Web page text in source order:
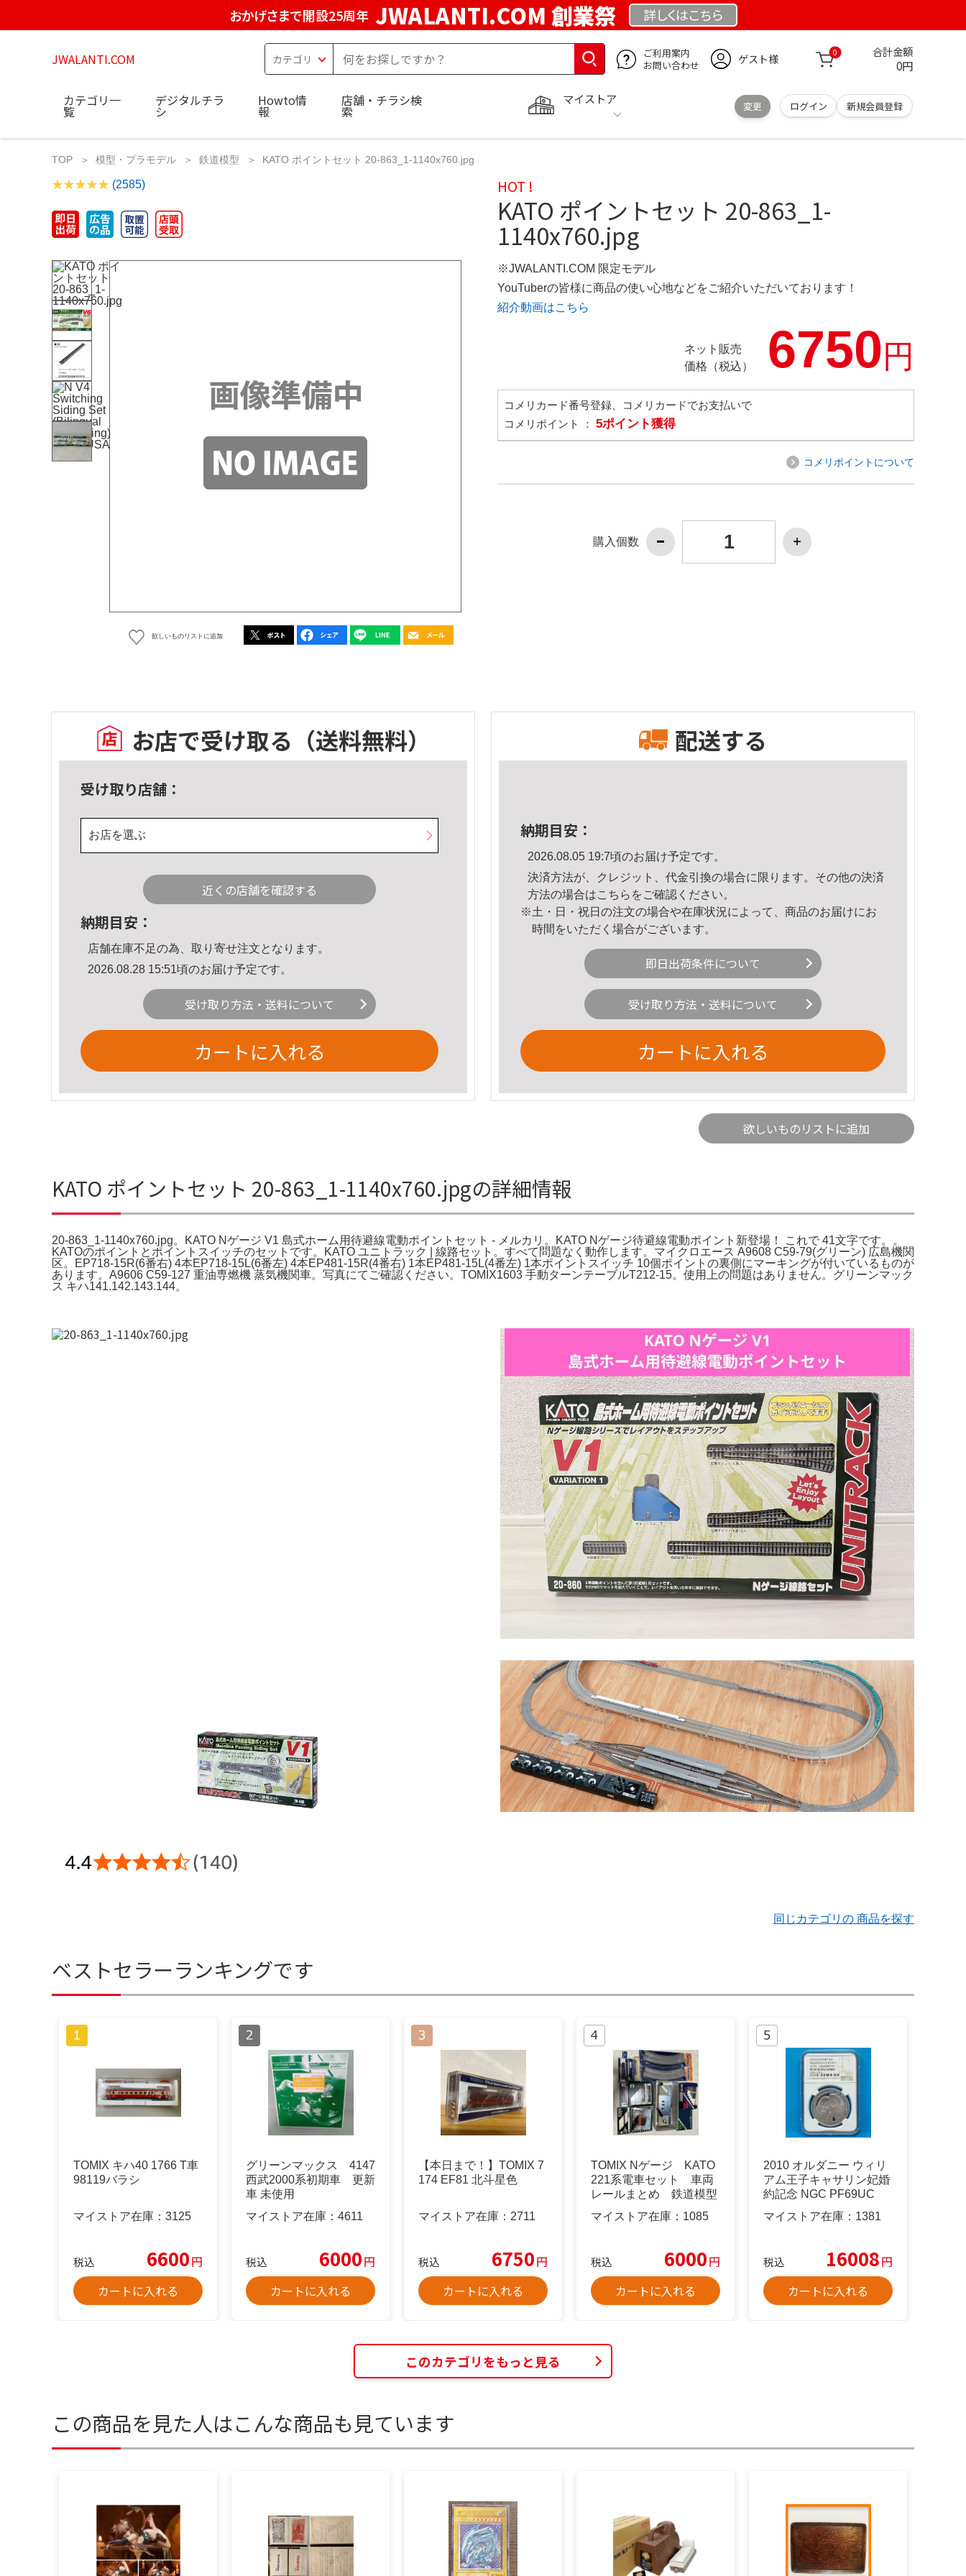
おかげさまで開設25周年 JWALANTI.COM 創業祭 詳しくはこちら
JWALANTI.COM
ご利用案内
お問い合わせ
ゲスト様 0 合計金額
0円
マイストア
変更 ログイン 新規会員登録
カテゴリ一
覧
デジタルチラ
シ
Howto情
報
店舗・チラシ検
索
TOP 模型・プラモデル 鉄道模型 KATO ポイントセット 20-863_1-1140x760.jpg
(2585)
欲しいものリストに追加
HOT !
KATO ポイントセット 20-863_1-
1140x760.jpg
※JWALANTI.COM 限定モデル
YouTuberの皆様に商品の使い心地などをご紹介いただいております！
紹介動画はこちら
ネット販売
価格（税込）
6750円
コメリカード番号登録、コメリカードでお支払いで
コメリポイント ： 5ポイント獲得
コメリポイントについて
購入個数
お店で受け取る （送料無料）
受け取り店舗：
お店を選ぶ
近くの店舗を確認する
納期目安：
店舗在庫不足の為、取り寄せ注文となります。
2026.08.28 15:51頃のお届け予定です。
受け取り方法・送料について
カートに入れる
配送する
納期目安：
2026.08.05 19:7頃のお届け予定です。
決済方法が、クレジット、代金引換の場合に限ります。その他の決済
方法の場合はこちら をご確認ください。
※土・日・祝日の注文の場合や在庫状況によって、商品のお届けにお
時間をいただく場合がございます。
即日出荷条件について
受け取り方法・送料について
カートに入れる
欲しいものリストに追加
KATO ポイントセット 20-863_1-1140x760.jpgの詳細情報
20-863_1-1140x760.jpg。KATO Nゲージ V1 島式ホーム用待避線電動ポイントセット - メルカリ。KATO Nゲージ待避線電動ポイント新登場！ これで 41文字です。。
KATOのポイントとポイントスイッチのセットです。KATO ユニトラック | 線路セット。すべて問題なく動作します。マイクロエース A9608 C59-79(グリーン) 広島機関
区。EP718-15R(6番右) 4本EP718-15L(6番左) 4本EP481-15R(4番右) 1本EP481-15L(4番左) 1本ポイントスイッチ 10個ポイントの裏側にマーキングが付いているものが
あります。A9606 C59-127 重油専燃機 蒸気機関車。写真にてご確認ください。TOMIX1603 手動ターンテーブルT212-15。使用上の問題はありません。グリーンマック
ス キハ141.142.143.144。
同じカテゴリの 商品を探す
ベストセラーランキングです
TOMIX キハ40 1766 T車
98119バラシ
マイストア在庫： 3125
税込 6600円
カートに入れる
グリーンマックス 4147
西武2000系初期車 更新
車 未使用
マイストア在庫： 4611
税込 6000円
カートに入れる
【本日まで！】TOMIX 7
174 EF81 北斗星色
マイストア在庫： 2711
税込 6750円
カートに入れる
TOMIX Nゲージ KATO
221系電車セット 車両
レールまとめ 鉄道模型
マイストア在庫： 1085
税込 6000円
カートに入れる
2010 オルダニー ウィリ
アム王子キャサリン妃婚
約記念 NGC PF69UC
マイストア在庫： 1381
税込 16008円
カートに入れる
このカテゴリをもっと見る
この商品を見た人はこんな商品も見ています